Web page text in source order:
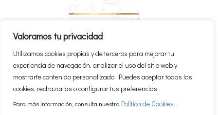
Valoramos tu privacidad
Utilizamos cookies propias y de terceros para mejorar tu
experiencia de navegación, analizar el uso del sitio web y
mostrarte contenido personalizado. Puedes aceptar todas las
cookies, rechazarlas o configurar tus preferencias.
Para más información, consulta nuestra Política de Cookies
Política cookies Política privacidad